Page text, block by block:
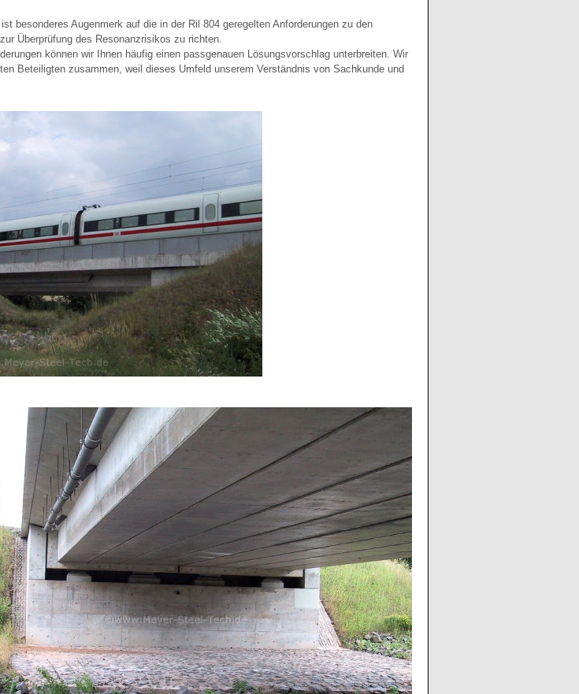
besonderes Augenmerk auf die in der Ril 804 geregelten Anforderungen zu den
Überprüfung des Resonanzrisikos zu richten.
können wir Ihnen häufig einen passgenauen Lösungsvorschlag unterbreiten. Wir
Beteiligten zusammen, weil dieses Umfeld unserem Verständnis von Sachkunde und